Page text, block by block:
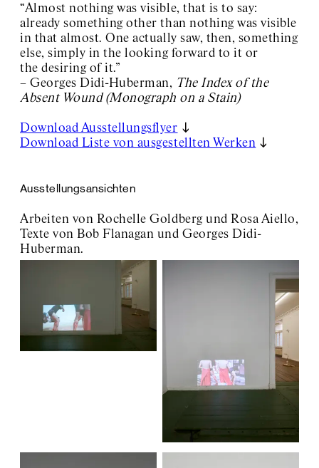
“Almost nothing was visible, that is to say:
already something other than nothing was visible
in that almost. One actually saw, then, something
else, simply in the looking forward to it or
the desiring of it.”
– Georges Didi-Huberman, The Index of the
Absent Wound (Monograph on a Stain)
Download Ausstellungsflyer
Download Liste von ausgestellten Werken
Ausstellungsansichten
Arbeiten von Rochelle Goldberg und Rosa Aiello,
Texte von Bob Flanagan und Georges Didi-
Huberman.